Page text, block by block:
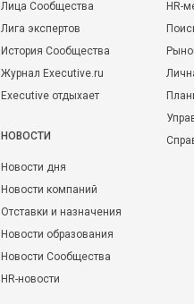
Лица Сообщества
Лига экспертов
История Сообщества
Журнал Executive.ru
Executive отдыхает
НОВОСТИ
Новости дня
Новости компаний
Отставки и назначения
Новости образования
Новости Сообщества
HR-новости
HR-